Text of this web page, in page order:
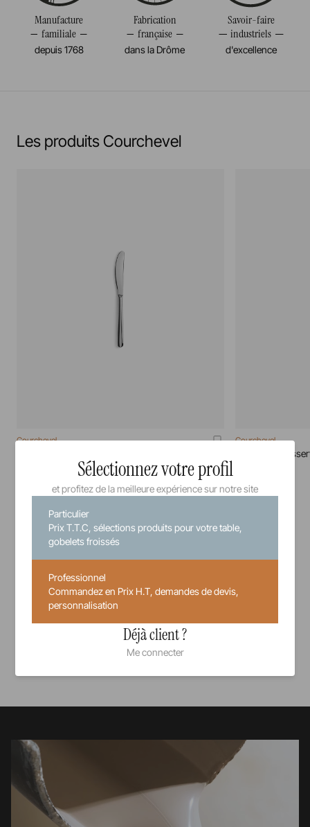
Manufacture
familiale
depuis 1768
Fabrication
française
dans la Drôme
Savoir-faire
industriels
d'excellence
Les produits Courchevel
Courchevel
7,34 €
Prix unitaire TTC
Courchevel
Couteau A
20 cm
Voir tous nos produits
Sélectionnez votre profil
et profitez de la meilleure expérience sur notre site
Particulier
Prix T.T.C, sélections produits pour votre table,
gobelets froissés
Professionnel
Commandez en Prix H.T, demandes de devis,
personnalisation
Déjà client ?
Me connecter